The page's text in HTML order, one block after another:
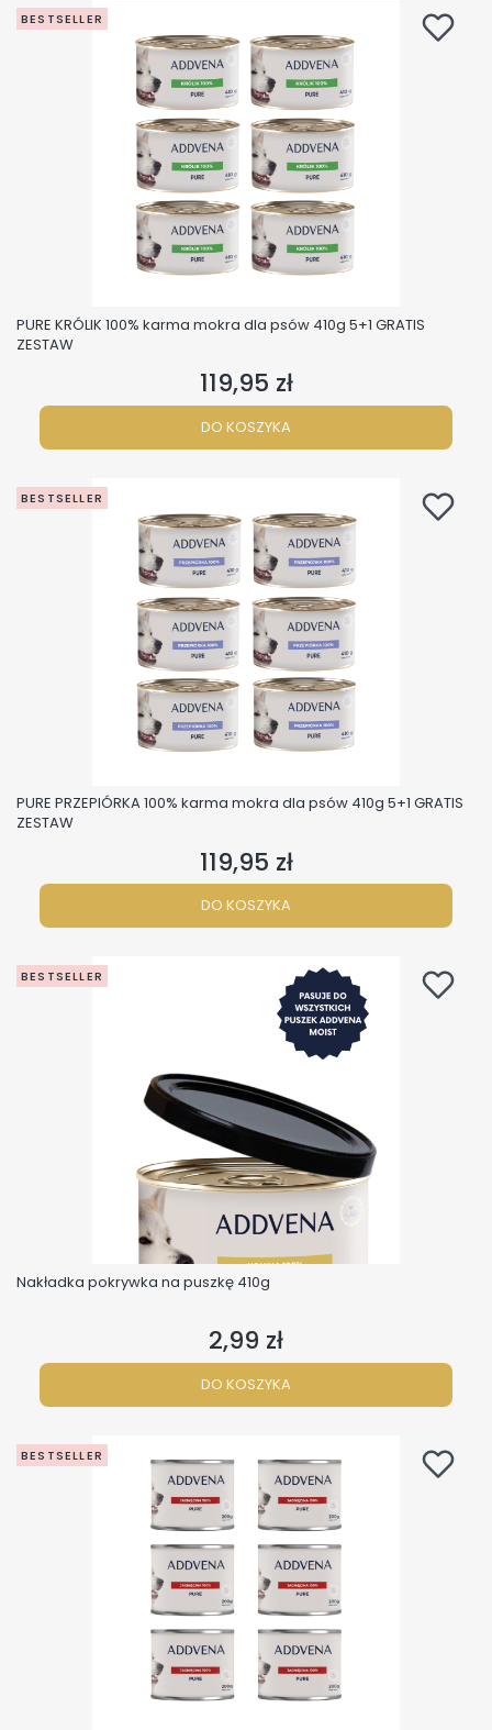
BESTSELLER
PURE KRÓLIK 100% karma mokra dla psów 410g 5+1 GRATIS
ZESTAW
Cena
119,95 zł
DO KOSZYKA
BESTSELLER
PURE PRZEPIÓRKA 100% karma mokra dla psów 410g 5+1 GRATIS
ZESTAW
Cena
119,95 zł
DO KOSZYKA
BESTSELLER
Nakładka pokrywka na puszkę 410g
Cena
2,99 zł
DO KOSZYKA
BESTSELLER